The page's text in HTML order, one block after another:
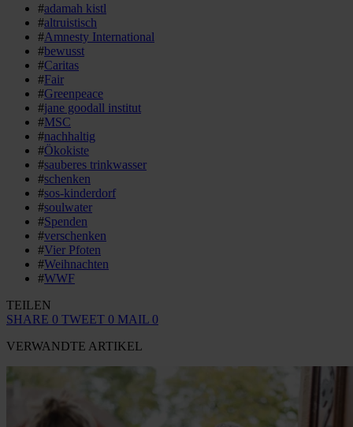
#adamah kistl
#altruistisch
#Amnesty International
#bewusst
#Caritas
#Fair
#Greenpeace
#jane goodall institut
#MSC
#nachhaltig
#Ökokiste
#sauberes trinkwasser
#schenken
#sos-kinderdorf
#soulwater
#Spenden
#verschenken
#Vier Pfoten
#Weihnachten
#WWF
TEILEN
SHARE 0 TWEET 0 MAIL 0
VERWANDTE ARTIKEL